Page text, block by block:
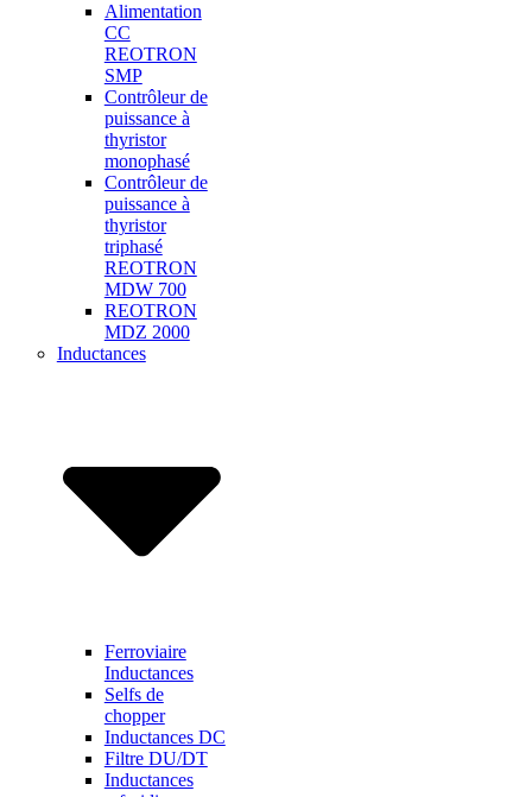
Alimentation
CC
REOTRON
SMP
Contrôleur de
puissance à
thyristor
monophasé
Contrôleur de
puissance à
thyristor
triphasé
REOTRON
MDW 700
REOTRON
MDZ 2000
Inductances
Ferroviaire
Inductances
Selfs de
chopper
Inductances DC
Filtre DU/DT
Inductances